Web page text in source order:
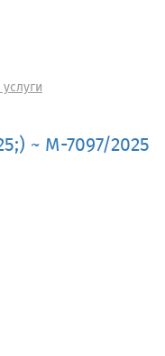
~ М-7097/2025